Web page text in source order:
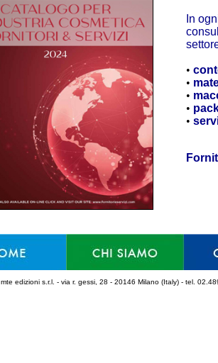
In
•
•
•
•
•
mte edizioni s.r.l. - via r. gessi, 28 - 20146 Milano (Italy) - tel.